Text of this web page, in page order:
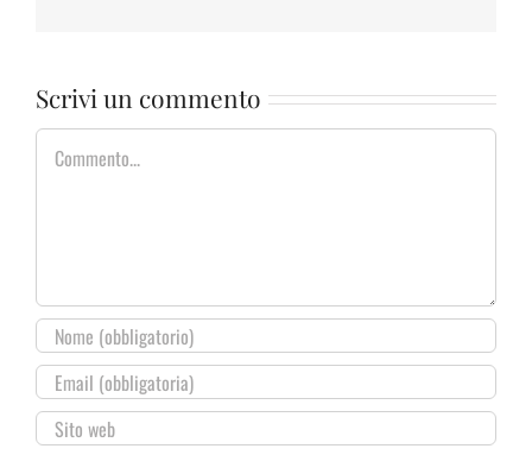
Scrivi un commento
Commento